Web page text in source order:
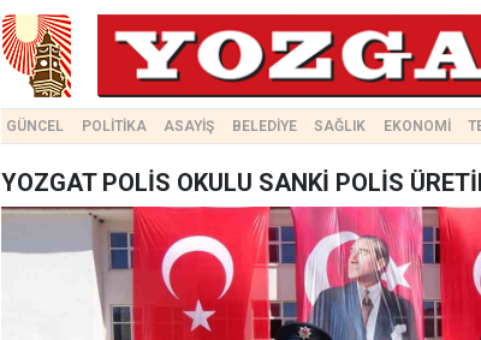
GÜNCEL POLİTİKA ASAYİŞ BELEDİYE SAĞLIK EKONOMİ
YOZGAT POLİS OKULU SANKİ POLİS